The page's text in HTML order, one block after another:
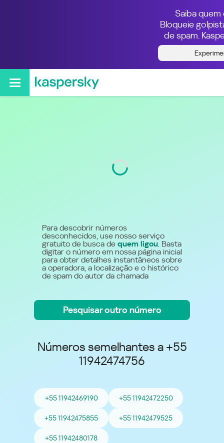
Saiba quem
Bloqueie
de spam.
Quem ligou do número
011942474756
Para descobrir números
desconhecidos, use nosso serviço
gratuito de busca de quem ligou. Basta
digitar o número em nossa página inicial
para obter detalhes instantâneos sobre
a operadora, a localização e o histórico
de spam do autor da chamada
Pesquisar outro número
Números semelhantes a +55
11942474756
+55 11942469190 +55 11942472250
+55 11942475855 +55 11942479525
+55 11942480178